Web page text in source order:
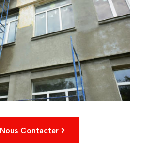
Nous Contacter